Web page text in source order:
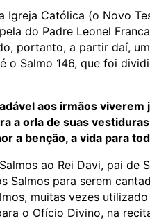
Igreja Católica (o Novo
do Padre Leonel
portanto, a partir daí,
o Salmo 146, que foi
aos irmãos
a orla de suas
a benção, a vida para
ao Rei Davi, pai de
Salmos para serem
muitas vezes
o Ofício Divino, na